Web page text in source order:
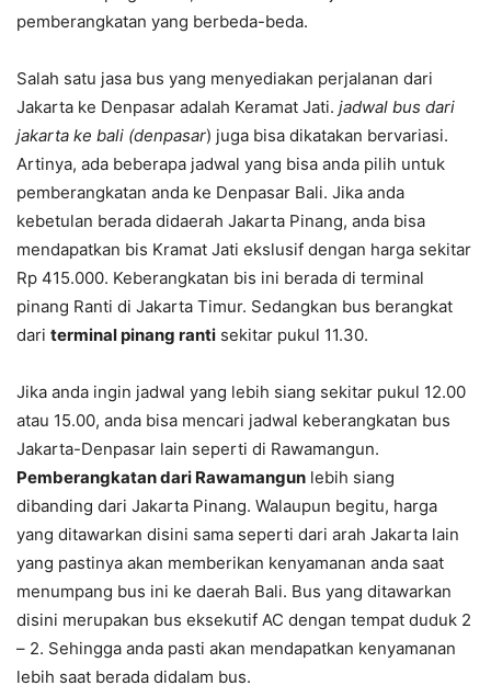
pemberangkatan yang berbeda-beda.
Salah satu jasa bus yang menyediakan perjalanan dari
Jakarta ke Denpasar adalah Keramat Jati. jadwal bus dari
jakarta ke bali (denpasar) juga bisa dikatakan bervariasi.
Artinya, ada beberapa jadwal yang bisa anda pilih untuk
pemberangkatan anda ke Denpasar Bali. Jika anda
kebetulan berada didaerah Jakarta Pinang, anda bisa
mendapatkan bis Kramat Jati ekslusif dengan harga sekitar
Rp 415.000. Keberangkatan bis ini berada di terminal
pinang Ranti di Jakarta Timur. Sedangkan bus berangkat
dari terminal pinang ranti sekitar pukul 11.30.
Jika anda ingin jadwal yang lebih siang sekitar pukul 12.00
atau 15.00, anda bisa mencari jadwal keberangkatan bus
Jakarta-Denpasar lain seperti di Rawamangun.
Pemberangkatan dari Rawamangun lebih siang
dibanding dari Jakarta Pinang. Walaupun begitu, harga
yang ditawarkan disini sama seperti dari arah Jakarta lain
yang pastinya akan memberikan kenyamanan anda saat
menumpang bus ini ke daerah Bali. Bus yang ditawarkan
disini merupakan bus eksekutif AC dengan tempat duduk 2
– 2. Sehingga anda pasti akan mendapatkan kenyamanan
lebih saat berada didalam bus.